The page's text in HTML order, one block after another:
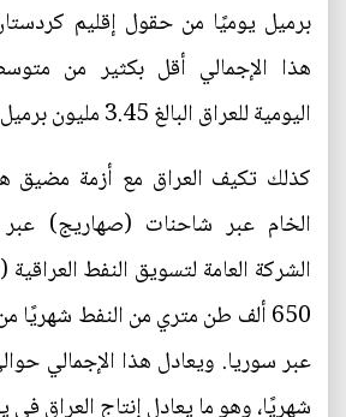
برميل يوميًا من حقول إقليم
هذا الإجمالي أقل بكثير من
اليومية للعراق البالغ 3.45 مليون برميل في عام 2025.
كذلك تكيف العراق مع أزمة مضيق
الخام عبر شاحنات (صهاريج)
الشركة العامة لتسويق النفط
650 ألف طن متري من النفط شهريًا
شهريًا، وهو ما يعادل إنتاج العراق في